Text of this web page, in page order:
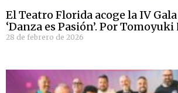
El Teatro Florida acoge la IV
‘Danza es Pasión’. Por
28 de febrero de 2026